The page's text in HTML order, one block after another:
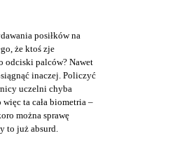
posiłków na
że ktoś zje
odciski palców? Nawet
inaczej. Policzyć
uczelni chyba
ta cała biometria –
można sprawę
to już absurd.